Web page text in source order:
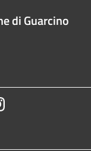
di Guarcino
Instagram